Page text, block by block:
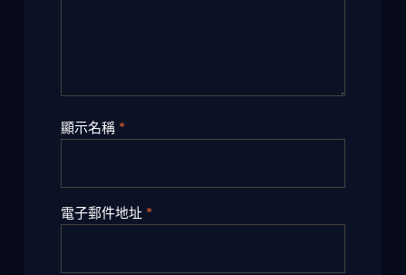
顯示名稱 *
電子郵件地址 *